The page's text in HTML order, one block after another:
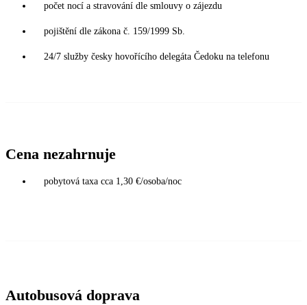
počet nocí a stravování dle smlouvy o zájezdu
pojištění dle zákona č. 159/1999 Sb.
24/7 služby česky hovořícího delegáta Čedoku na telefonu
Cena nezahrnuje
pobytová taxa cca 1,30 €/osoba/noc
Autobusová doprava